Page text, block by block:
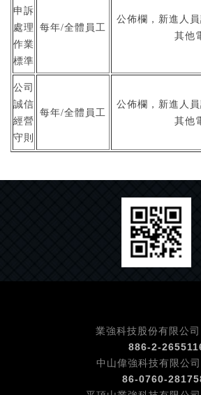
申訴
處理
作業
標準
每年/全體員工
公佈欄，新進人
其他
公司
誠信
經營
守則
每年/全體員工
公佈欄，新進人
其他
業強科技股份有限公
886-2-
中山偉強科技有限公
86-0760-